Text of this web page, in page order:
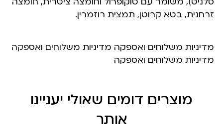
זרחנית, בטא קרוטן, תמצית רוזמרין.
מדיניות משלוחים ואספקה מדיניות משלוחים ואספקה
מדיניות משלוחים ואספקה
מוצרים דומים שאולי יעניינו
אותך